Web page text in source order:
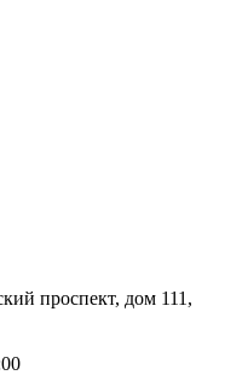
проспект, дом 111,